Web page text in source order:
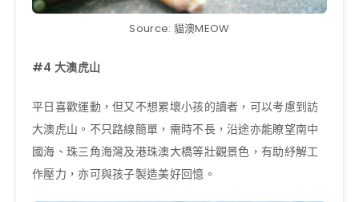
Source: 貓澳MEOW
#4 大澳虎山
平日喜歡運動，但又不想累壞小孩的讀者，可以考慮到訪
大澳虎山。不只路線簡單，需時不長，沿途亦能瞭望南中
國海、珠三角海灣及港珠澳大橋等壯觀景色，有助紓解工
作壓力，亦可與孩子製造美好回憶。